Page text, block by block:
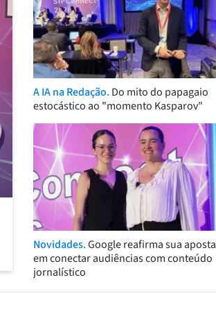
A IA na Redação. Do mito do papagaio
estocástico ao "momento Kasparov"
Novidades.Google reafirma sua aposta
em conectar audiências com conteúdo
jornalístico